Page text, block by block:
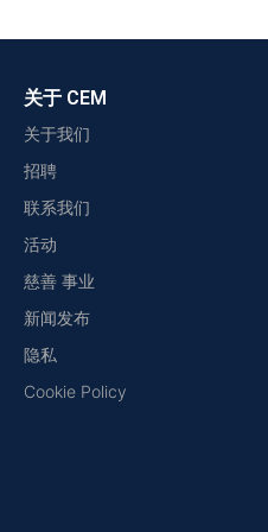
关于 CEM
关于我们
招聘
联系我们
活动
慈善 事业
新闻发布
隐私
Cookie Policy